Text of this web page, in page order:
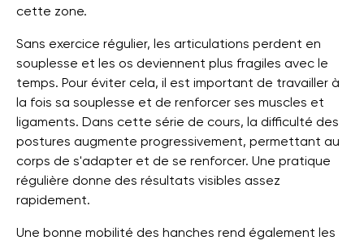
cette zone.
Sans exercice régulier, les articulations perdent en
souplesse et les os deviennent plus fragiles avec le
temps. Pour éviter cela, il est important de travailler à
la fois sa souplesse et de renforcer ses muscles et
ligaments. Dans cette série de cours, la difficulté des
postures augmente progressivement, permettant au
corps de s'adapter et de se renforcer. Une pratique
régulière donne des résultats visibles assez
rapidement.
Une bonne mobilité des hanches rend également les